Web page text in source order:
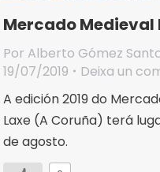
Mercado Medieval
Por Alberto Gómez
19/07/2019
Deixa un
A edición 2019 do
Laxe (A Coruña) terá
de agosto.